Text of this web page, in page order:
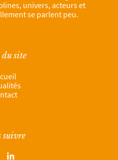
univers, acteurs et
se parlent peu.
site
suivre